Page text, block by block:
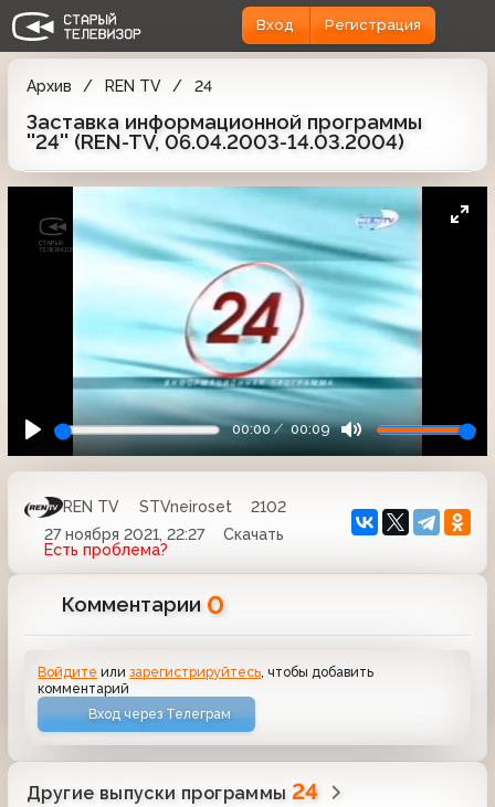
Вход Регистрация
Архив REN TV 24
Заставка информационной программы
''24'' (REN-TV, 06.04.2003-14.03.2004)
00:00 00:09
REN TV STVneiroset
2102
27 ноября 2021, 22:27
Скачать
Есть проблема?
Комментарии 0
Войдите илизарегистрируйтесь , чтобы добавить
комментарий
Вход через Телеграм
Другие выпуски программы 24